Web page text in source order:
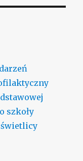
szkoły
świetlicy